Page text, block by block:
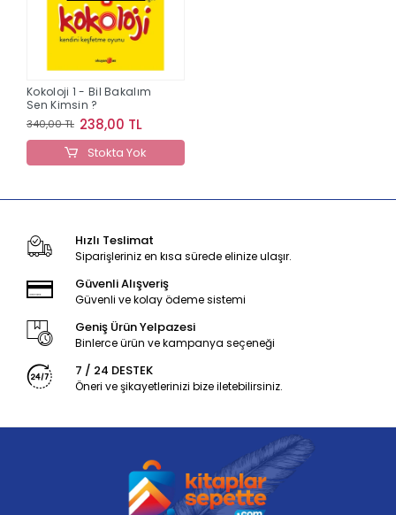
Kokoloji 1 - Bil Bakalım
Sen Kimsin ?
340,00 TL 238,00 TL
Stokta Yok
Hızlı Teslimat
Siparişleriniz en kısa sürede elinize ulaşır.
Güvenli Alışveriş
Güvenli ve kolay ödeme sistemi
Geniş Ürün Yelpazesi
Binlerce ürün ve kampanya seçeneği
7 / 24 DESTEK
Öneri ve şikayetlerinizi bize iletebilirsiniz.